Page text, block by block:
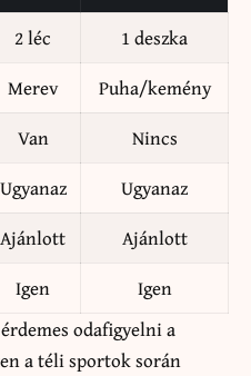
2 léc
1 deszka
Merev
Puha/kemény
Van
Nincs
Ugyanaz
Ugyanaz
Ajánlott
Ajánlott
Igen
Igen
odafigyelni a
a téli sportok során